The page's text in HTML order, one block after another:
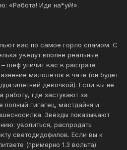
«Работа! Иди на*уй!».
вас по самое горло спамом. С
уведут вполне реальные
шеф уличит вас в растрате
малолеток в чате (он будет
девочкой). Если вы не
работу, где застукают за
полный гигагец, мастдайня и
Звёзды показывают
уволиться, распродать
светодидофилов. Если вы к
(примерно 1.3 вольта)